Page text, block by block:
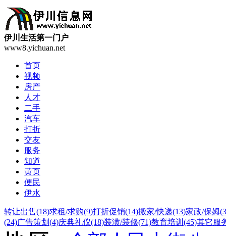
伊川生活第一门户
www8.yichuan.net
首页
视频
房产
人才
二手
汽车
打折
交友
服务
知道
黄页
便民
伊水
转让出售(18)求租/求购(9)打折促销(14)搬家/快递(13)家政/保姆
(24)广告策划 (4)庆典礼仪(18)装潢/装修(71)教育培训 (45)其它服